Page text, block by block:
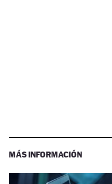
MÁS INFORMACIÓN